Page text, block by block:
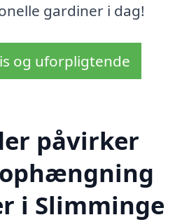
gardiner i dag!
og uforpligtende
påvirker
i Slimminge